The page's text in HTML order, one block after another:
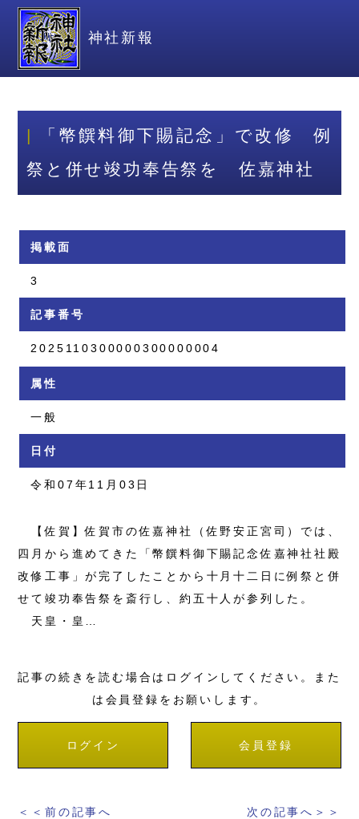
神社新報
「幣饌料御下賜記念」で改修 例
祭と併せ竣功奉告祭を 佐嘉神社
掲載面
3
記事番号
2025110300000300000004
属性
一般
日付
令和07年11月03日
【佐賀】佐賀市の佐嘉神社（佐野安正宮司）では、
四月から進めてきた「幣饌料御下賜記念佐嘉神社社殿
改修工事」が完了したことから十月十二日に例祭と併
せて竣功奉告祭を斎行し、約五十人が参列した。
天皇・皇…
記事の続きを読む場合はログインしてください。また
は会員登録をお願いします。
ログイン 会員登録
＜＜前の記事へ 次の記事へ＞＞